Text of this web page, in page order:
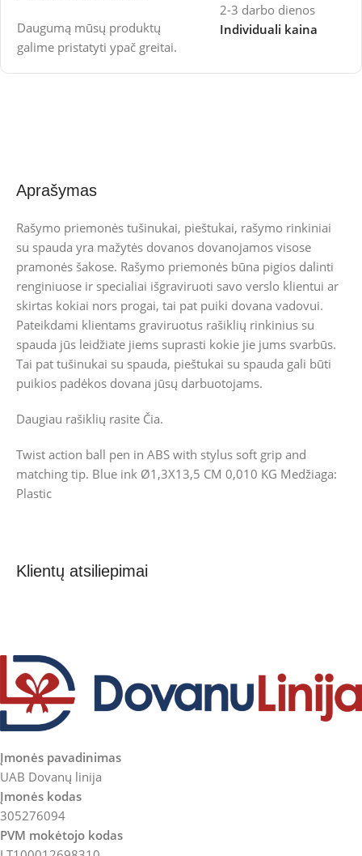
Daugumą mūsų produktų
galime pristatyti ypač greitai.
2-3 darbo dienos
Individuali kaina
Aprašymas
Rašymo priemonės tušinukai, pieštukai, rašymo rinkiniai
su spauda yra mažytės dovanos dovanojamos visose
pramonės šakose. Rašymo priemonės būna pigios dalinti
renginiuose ir specialiai išgraviruoti savo verslo klientui ar
skirtas kokiai nors progai, tai pat puiki dovana vadovui.
Pateikdami klientams graviruotus rašiklių rinkinius su
spauda jūs leidžiate jiems suprasti kokie jie jums svarbūs.
Tai pat tušinukai su spauda, pieštukai su spauda gali būti
puikios padėkos dovana jūsų darbuotojams.
Daugiau rašiklių rasite Čia.
Twist action ball pen in ABS with stylus soft grip and
matching tip. Blue ink Ø1,3X13,5 CM 0,010 KG Medžiaga:
Plastic
Klientų atsiliepimai
Įmonės pavadinimas
UAB Dovanų linija
Įmonės kodas
305276094
PVM mokėtojo kodas